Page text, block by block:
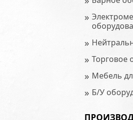
»
»
» Торговое
» Мебель
» Б/У